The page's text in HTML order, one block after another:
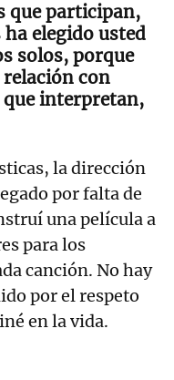
que participan,
elegido usted
solos, porque
con
que interpretan,
la dirección
por falta de
una película a
para los
canción. No hay
por el respeto
en la vida.